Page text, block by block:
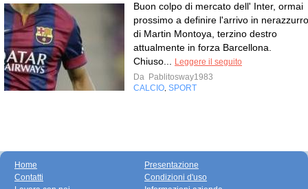
Buon colpo di mercato dell' Inter, ormai
prossimo a definire l'arrivo in nerazzurro
di Martin Montoya, terzino destro
attualmente in forza Barcellona.
Chiuso...
Leggere il seguito
Da Pablitosway1983
CALCIO SPORT
Home
Contatti
Presentazione
Condizioni d'uso